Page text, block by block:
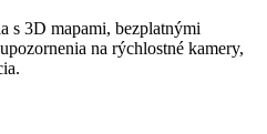
s 3D mapami, bezplatnými
na rýchlostné kamery,